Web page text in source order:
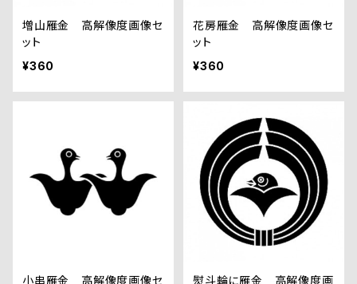
増山雁金 高解像度画像セ
ット
¥360
花房雁金 高解像度画像セ
ット
¥360
小串雁金 高解像度画像セ
熨斗輪に雁金 高解像度画